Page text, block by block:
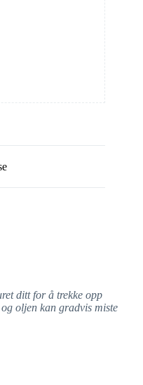
ditt for å trekke opp
oljen kan gradvis miste